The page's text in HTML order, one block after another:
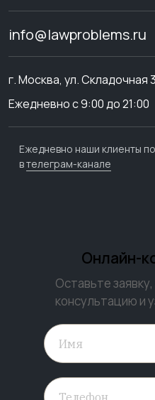
info@lawproblems.ru
г. Москва, ул. Складочная
Ежедневно с 9:00 до 21:00
Ежедневно наши клиенты
втелеграм-канале
Онлайн-
Оставьте
консультацию и